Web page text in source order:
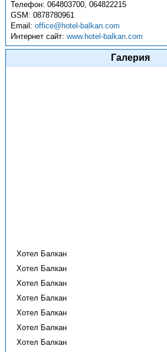
Телефон:064803700, 064822215
GSM:0878780961
Email:office@hotel-balkan.com
Интернет сайт:www.hotel-balkan.com
Галерия
Хотел Балкан
Хотел Балкан
Хотел Балкан
Хотел Балкан
Хотел Балкан
Хотел Балкан
Хотел Балкан